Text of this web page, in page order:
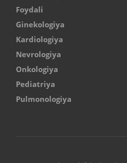
Foydali
Ginekologiya
Kardiologiya
Nevrologiya
Onkologiya
Pediatriya
Pulmonologiya